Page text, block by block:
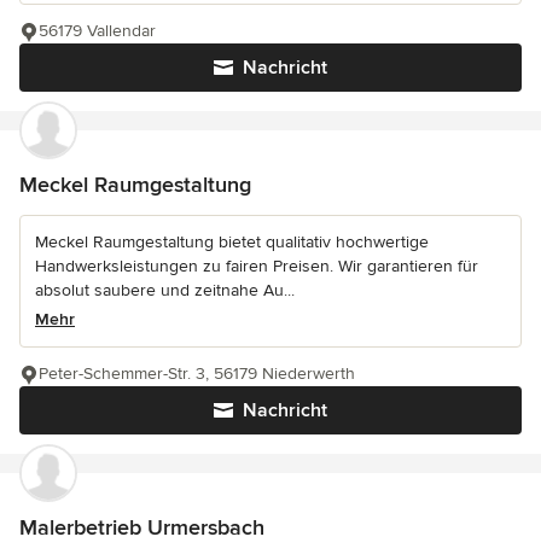
Nachricht
56179 Vallendar
Meckel Raumgestaltung
Meckel Raumgestaltung bietet qualitativ hochwertige
Handwerksleistungen zu fairen Preisen. Wir garantieren für
absolut saubere und zeitnahe Au...
Mehr
Nachricht
Peter-Schemmer-Str. 3, 56179 Niederwerth
Malerbetrieb Urmersbach